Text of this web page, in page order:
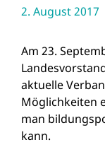
2. August 2017
Am 23.
aktuelle
Möglichkeiten
man
kann.